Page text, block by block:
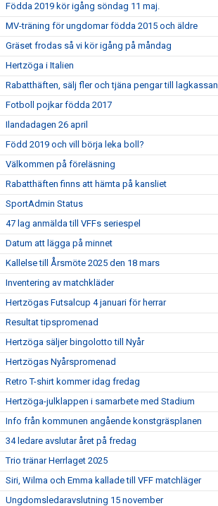
Födda 2019 kör igång söndag 11 maj.
MV-träning för ungdomar födda 2015 och äldre
Gräset frodas så vi kör igång på måndag
Hertzöga i Italien
Rabatthäften, sälj fler och tjäna pengar till lagkassan
Fotboll pojkar födda 2017
Ilandadagen 26 april
Född 2019 och vill börja leka boll?
Välkommen på föreläsning
Rabatthäften finns att hämta på kansliet
SportAdmin Status
47 lag anmälda till VFFs seriespel
Datum att lägga på minnet
Kallelse till Årsmöte 2025 den 18 mars
Inventering av matchkläder
Hertzögas Futsalcup 4 januari för herrar
Resultat tipspromenad
Hertzöga säljer bingolotto till Nyår
Hertzögas Nyårspromenad
Retro T-shirt kommer idag fredag
Hertzöga-julklappen i samarbete med Stadium
Info från kommunen angående konstgräsplanen
34 ledare avslutar året på fredag
Trio tränar Herrlaget 2025
Siri, Wilma och Emma kallade till VFF matchläger
Ungdomsledaravslutning 15 november